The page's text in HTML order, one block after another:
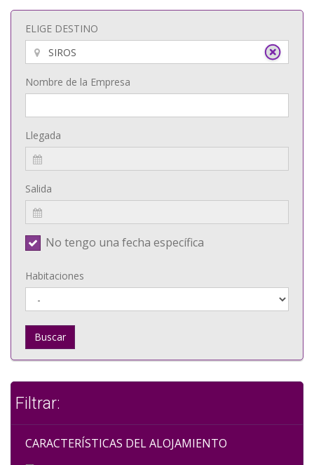
ELIGE DESTINO
Nombre de la Empresa
Llegada
Salida
No tengo una fecha específica
Habitaciones
Buscar
Filtrar:
CARACTERÍSTICAS DEL ALOJAMIENTO